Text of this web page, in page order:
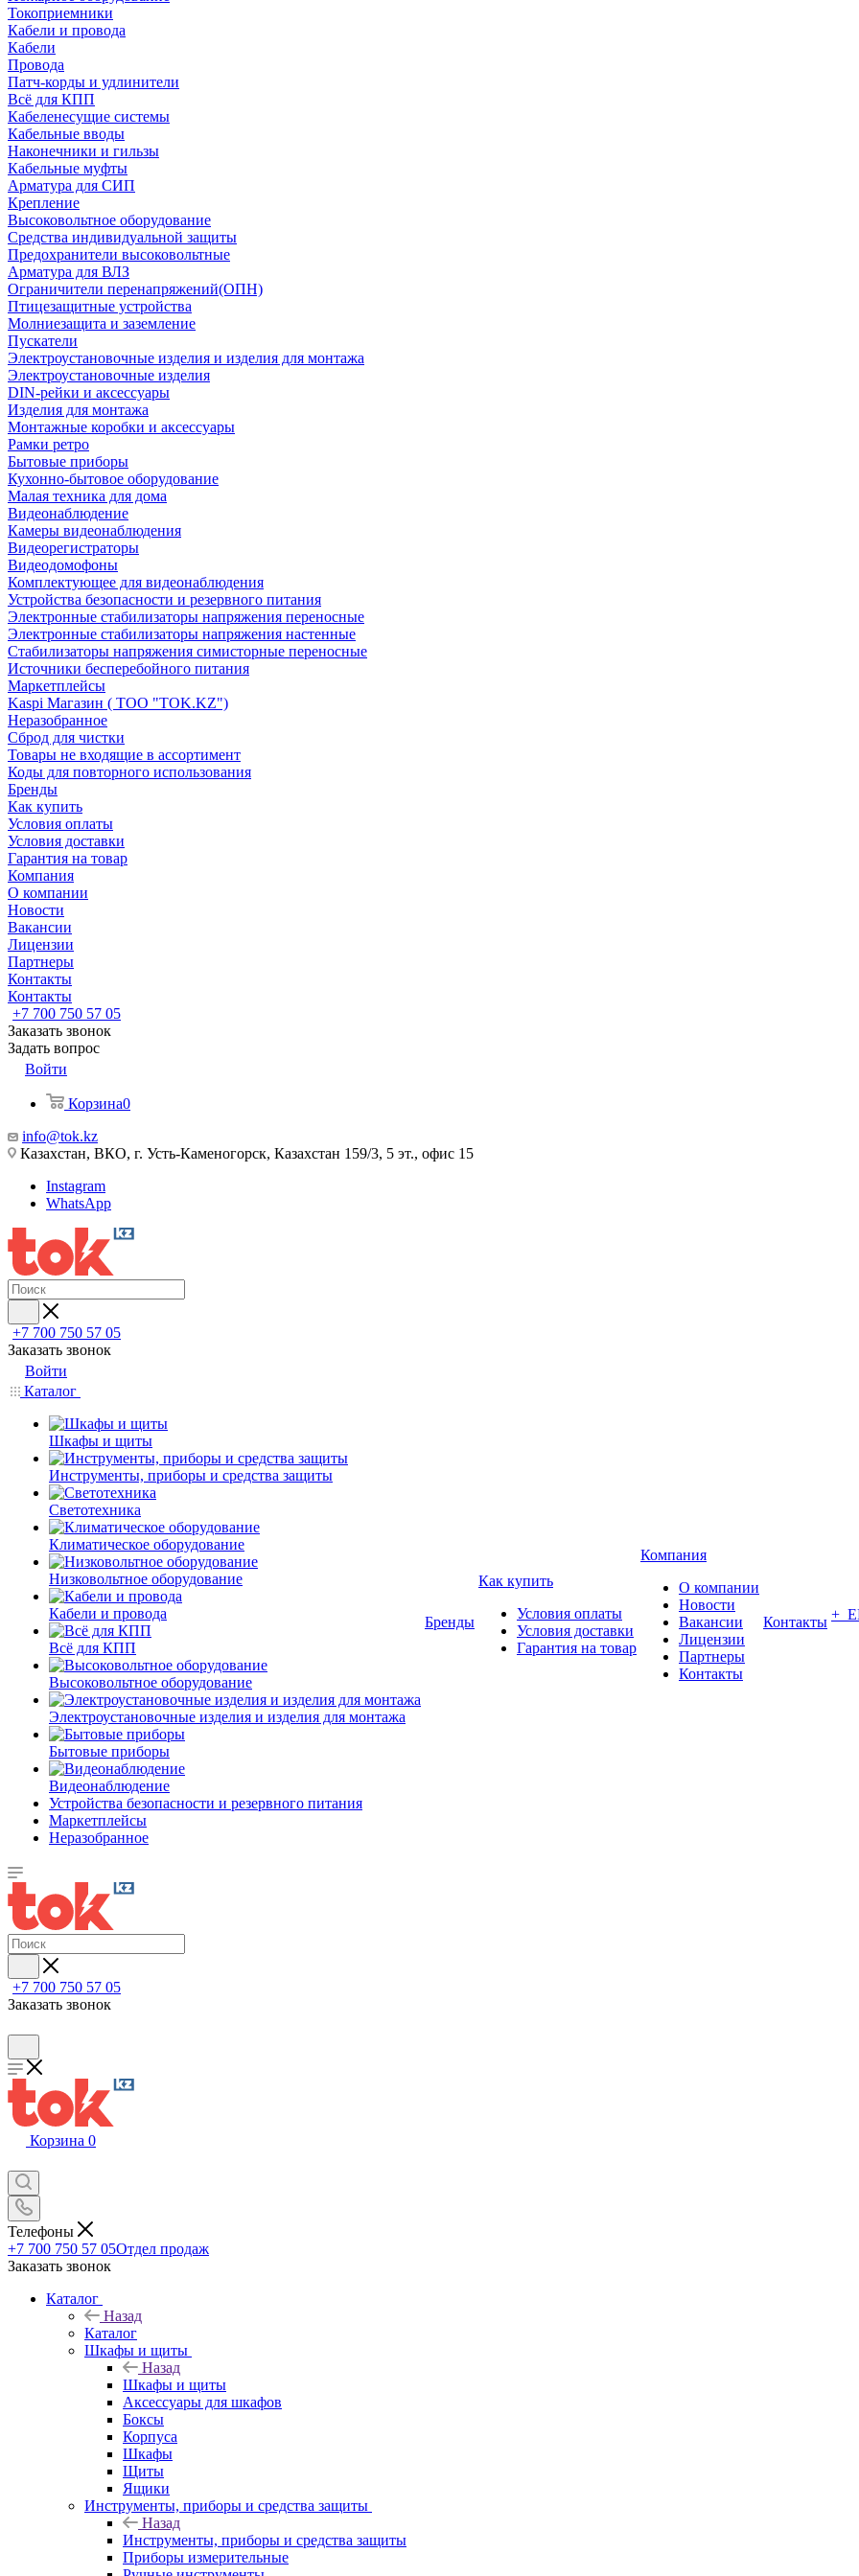
Токоприемники
Кабели и провода
Кабели
Провода
Патч-корды и удлинители
Всё для КПП
Кабеленесущие системы
Кабельные вводы
Наконечники и гильзы
Кабельные муфты
Арматура для СИП
Крепление
Высоковольтное оборудование
Средства индивидуальной защиты
Предохранители высоковольтные
Арматура для ВЛЗ
Ограничители перенапряжений(ОПН)
Птицезащитные устройства
Молниезащита и заземление
Пускатели
Электроустановочные изделия и изделия для монтажа
Электроустановочные изделия
DIN-рейки и аксессуары
Изделия для монтажа
Монтажные коробки и аксессуары
Рамки ретро
Бытовые приборы
Кухонно-бытовое оборудование
Малая техника для дома
Видеонаблюдение
Камеры видеонаблюдения
Видеорегистраторы
Видеодомофоны
Комплектующее для видеонаблюдения
Устройства безопасности и резервного питания
Электронные стабилизаторы напряжения переносные
Электронные стабилизаторы напряжения настенные
Стабилизаторы напряжения симисторные переносные
Источники бесперебойного питания
Маркетплейсы
Kaspi Магазин ( ТОО "TOK.KZ")
Неразобранное
Сброд для чистки
Товары не входящие в ассортимент
Коды для повторного использования
Бренды
Как купить
Условия оплаты
Условия доставки
Гарантия на товар
Компания
О компании
Новости
Вакансии
Лицензии
Партнеры
Контакты
Контакты
+7 700 750 57 05
Заказать звонок
Задать вопрос
Войти
Корзина0
info@tok.kz
Казахстан, ВКО, г. Усть-Каменогорск, Казахстан 159/3, 5 эт., офис 15
Instagram
WhatsApp
+7 700 750 57 05
Заказать звонок
Войти
Каталог
Шкафы и щиты
Инструменты, приборы и средства защиты
Светотехника
Климатическое оборудование
Низковольтное оборудование
Кабели и провода
Всё для КПП
Высоковольтное оборудование
Электроустановочные изделия и изделия для монтажа
Бытовые приборы
Видеонаблюдение
Устройства безопасности и резервного питания
Маркетплейсы
Неразобранное
Бренды
Как купить
Условия оплаты
Условия доставки
Гарантия на товар
Компания
О компании
Новости
Вакансии
Лицензии
Партнеры
Контакты
Контакты +
+7 700 750 57 05
Заказать звонок
Корзина 0
Телефоны
+7 700 750 57 05Отдел продаж
Заказать звонок
Каталог
Назад
Каталог
Шкафы и щиты
Назад
Шкафы и щиты
Аксессуары для шкафов
Боксы
Корпуса
Шкафы
Щиты
Ящики
Инструменты, приборы и средства защиты
Назад
Инструменты, приборы и средства защиты
Приборы измерительные